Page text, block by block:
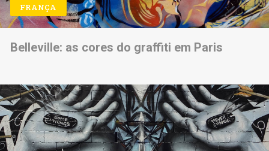
FRANÇA
Belleville: as cores do graffiti em Paris